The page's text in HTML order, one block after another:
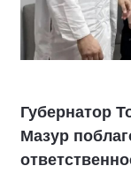
Губернатор
Мазур